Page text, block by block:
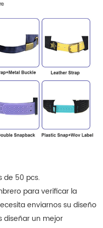
de 50 pcs.
para verificar la
enviarnos su diseño
diseñar un mejor